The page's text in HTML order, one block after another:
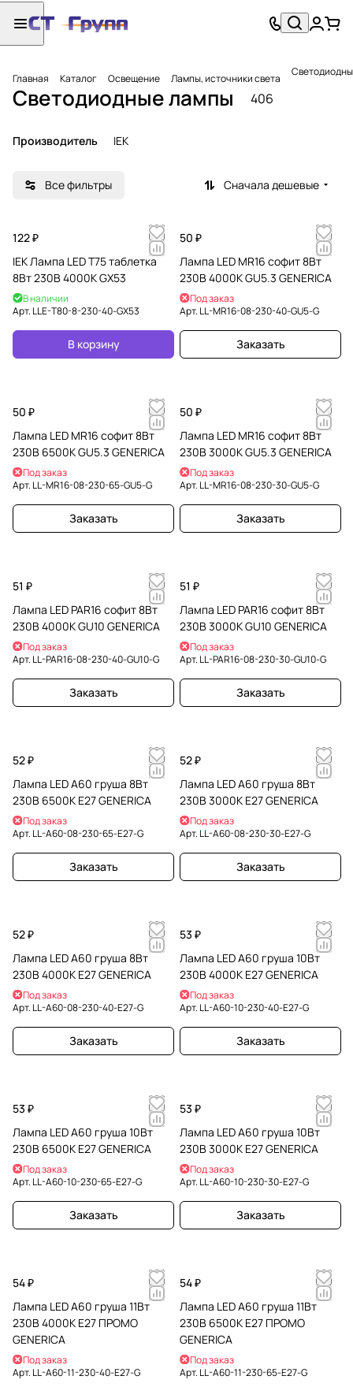
Главная Каталог Освещение Лампы, источники света
Светодиодные лампы 406
Производитель IEK
Все фильтры Сначала дешевые
122 ₽
IEK Лампа LED T75 таблетка
8Вт 230В 4000К GX53
В наличии
Арт. LLE-T80-8-230-40-GX53
В корзину
50 ₽
Лампа LED MR16 софит 8Вт
230В 4000К GU5.3 GENERICA
Под заказ
Арт. LL-MR16-08-230-40-GU5-G
Заказать
50 ₽
Лампа LED MR16 софит 8Вт
230В 6500К GU5.3 GENERICA
Под заказ
Арт. LL-MR16-08-230-65-GU5-G
Заказать
50 ₽
Лампа LED MR16 софит 8Вт
230В 3000К GU5.3 GENERICA
Под заказ
Арт. LL-MR16-08-230-30-GU5-G
Заказать
51 ₽
Лампа LED PAR16 софит 8Вт
230В 4000К GU10 GENERICA
Под заказ
Арт. LL-PAR16-08-230-40-GU10-G
Заказать
51 ₽
Лампа LED PAR16 софит 8Вт
230В 3000К GU10 GENERICA
Под заказ
Арт. LL-PAR16-08-230-30-GU10-G
Заказать
52 ₽
Лампа LED A60 груша 8Вт
230В 6500К E27 GENERICA
Под заказ
Арт. LL-A60-08-230-65-E27-G
Заказать
52 ₽
Лампа LED A60 груша 8Вт
230В 3000К E27 GENERICA
Под заказ
Арт. LL-A60-08-230-30-E27-G
Заказать
52 ₽
Лампа LED A60 груша 8Вт
230В 4000К E27 GENERICA
Под заказ
Арт. LL-A60-08-230-40-E27-G
Заказать
53 ₽
Лампа LED A60 груша 10Вт
230В 4000К E27 GENERICA
Под заказ
Арт. LL-A60-10-230-40-E27-G
Заказать
53 ₽
Лампа LED A60 груша 10Вт
230В 6500К E27 GENERICA
Под заказ
Арт. LL-A60-10-230-65-E27-G
Заказать
53 ₽
Лампа LED A60 груша 10Вт
230В 3000К E27 GENERICA
Под заказ
Арт. LL-A60-10-230-30-E27-G
Заказать
54 ₽
Лампа LED A60 груша 11Вт
230В 4000К E27 ПРОМО
GENERICA
Под заказ
Арт. LL-A60-11-230-40-E27-G
54 ₽
Лампа LED A60 груша 11Вт
230В 6500К E27 ПРОМО
GENERICA
Под заказ
Арт. LL-A60-11-230-65-E27-G